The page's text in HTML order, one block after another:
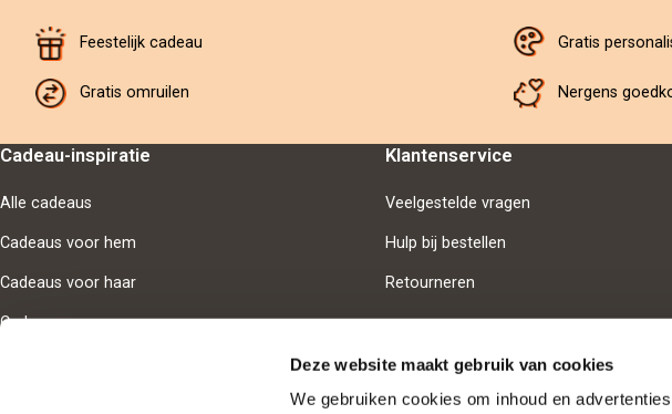
Deze website maakt gebruik van cookies
We gebruiken cookies om inhoud en
Feestelijk cadeau Gratis
Gratis omruilen Nergens
Cadeau-inspiratie
Alle cadeaus
Cadeaus voor hem
Cadeaus voor haar
Cadeaus voor samen
Klantenservice
Veelgestelde vragen
Hulp bij bestellen
Retourneren